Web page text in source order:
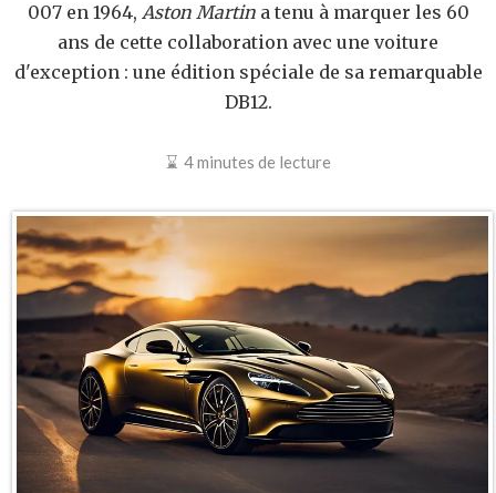
007 en 1964, Aston Martina tenu à marquer les 60
ans de cette collaboration avec une voiture
d'exception : une édition spéciale de sa remarquable
DB12.
4 minutes de lecture